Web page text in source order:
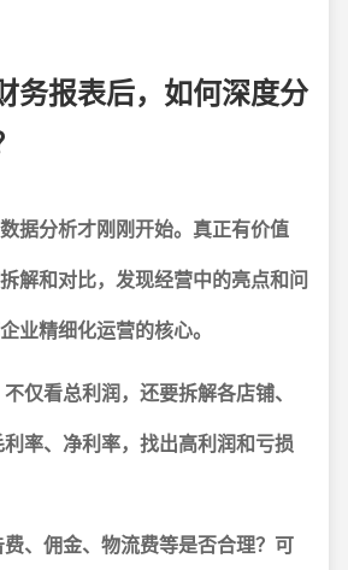
务报表后，如何深度分
据分析才刚刚开始。 真正有价值
解和对比，发现经营中的亮点和问
业精细化运营的核心。
不仅看总利润，还要拆解各店铺、
率、净利率，找出高利润和亏损
费、佣金、物流费等是否合理？可